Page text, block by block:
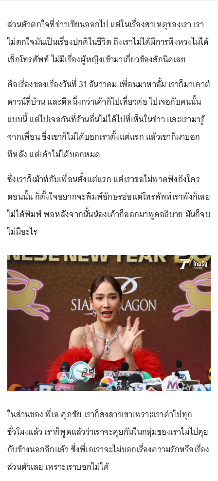
ส่วนตัวตกใจที่ข่าวเขียนออกไป แต่ในเรื่องสาเหตุของเรา เรา
ไม่ตกใจมันเป็นเรื่องปกติในชีวิต ถึงเราไม่ได้มีการหึงหวงไม่ได้
เช็กโทรศัพท์ ไม่มีเรื่องผู้หญิงเข้ามาเกี่ยวข้องสักนิดเลย
คือเรื่องของเรื่องวันที่ 31 ธันวาคม เพื่อนมาหาอั้ม เราก็มาเคาต์
ดาวน์ที่บ้าน และตีหนึ่งกว่าเค้าก็ไปเที่ยวต่อ ไปเจอกับคนนั้น
แบบนี้ แต่ไปเจอกันที่ร้านอื่นไม่ได้ไปที่เห็นในข่าว และเรามารู้
จากเพื่อน ซึ่งเขาก็ไม่ได้บอกเราตั้งแต่แรก แล้วเขาก็มาบอก
ทีหลัง แต่เค้าไม่ได้บอกหมด
ซึ่งเราก็เม้าท์กับเพื่อนตั้งแต่แรก แต่เราขอไม่พาดพิงถึงใคร
ตอนนั้น ก็ตั้งใจอยากจะพิมพ์อักษรย่อแต่โทรศัพท์เราพังก็เลย
ไม่ได้พิมพ์ พอหลังจากนั้นน้องเค้าก็ออกมาพูดอธิบาย มันก็จบ
ไม่มีอะไร
ในส่วนของ พี่เอ ศุภชัย เราก็สงสารเขาเพราะเราด่าไปทุก
ชั่วโมงแล้ว เราก็พูดแล้วว่าเราจะคุยกันในกลุ่มของเราไม่ไปคุย
กับข้างนอกอีกแล้ว ซึ่งพี่เอเราจะไม่บอกเรื่องความรักหรือเรื่อง
ส่วนตัวเลย เพราะเราบอกไม่ได้